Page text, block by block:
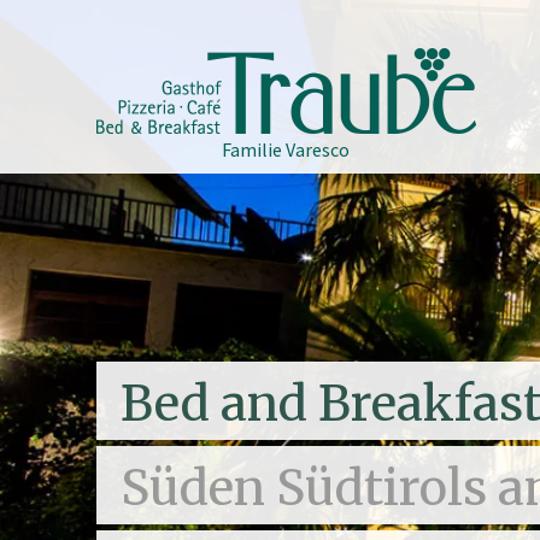
Familie Varesco
Bed and
Süden Südtirols